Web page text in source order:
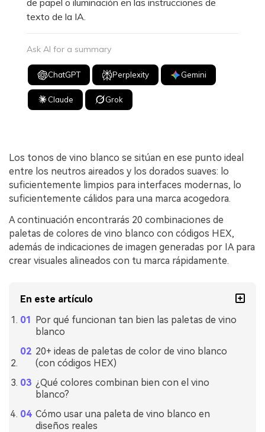
texto de la IA.
Ask AI for a summary
ChatGPT Perplexity Gemini
Claude Grok
Los tonos de vino blanco se sitúan en ese punto ideal
entre los neutros aireados y los dorados suaves: lo
suficientemente limpios para interfaces modernas, lo
suficientemente cálidos para una marca acogedora.
A continuación encontrarás 20 combinaciones de
paletas de colores de vino blanco con códigos HEX,
además de indicaciones de imagen generadas por IA para
crear visuales alineados con tu marca rápidamente.
En este artículo
Por qué funcionan tan bien las paletas de vino
blanco
20+ ideas de paletas de color de vino blanco
(con códigos HEX)
¿Qué colores combinan bien con el vino
blanco?
Cómo usar una paleta de vino blanco en
diseños reales